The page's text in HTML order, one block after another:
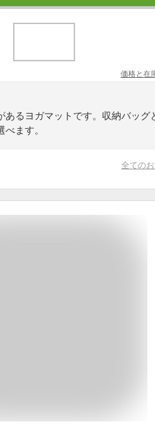
価格と在
あるヨガマットです。収納バッグ
ます。
全ての